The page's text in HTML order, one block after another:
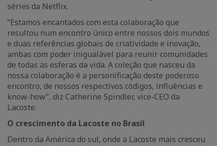
séries da Netflix.
“Estamos encantados com esta colaboração que
resultou num encontro único entre nossos dois mundos
e duas referências globais de criatividade e inovação,
ambas com poder inigualável para reunir comunidades
de todas as esferas da vida. A coleção que nasceu da
nossa colaboração é a personificação deste poderoso
encontro, de nossos respectivos códigos, influências e
know-how”, diz Catherine Spindler, vice-CEO da
Lacoste.
O crescimento da Lacoste no Brasil
Dentro da América do sul, onde a Lacoste mais cresceu